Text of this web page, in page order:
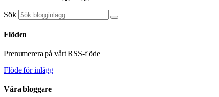
Sök
Flöden
Prenumerera på vårt RSS-flöde
Flöde för inlägg
Våra bloggare